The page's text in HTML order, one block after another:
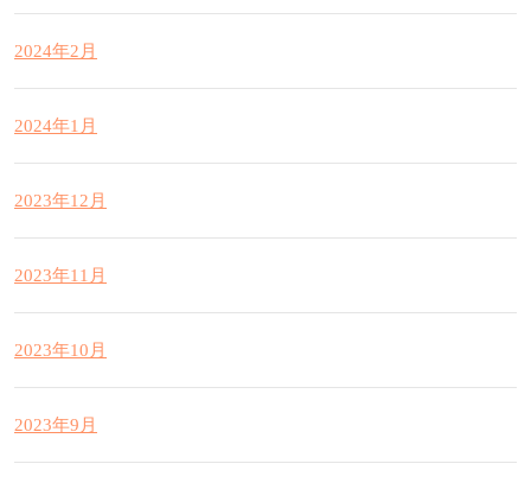
2024年2月
2024年1月
2023年12月
2023年11月
2023年10月
2023年9月